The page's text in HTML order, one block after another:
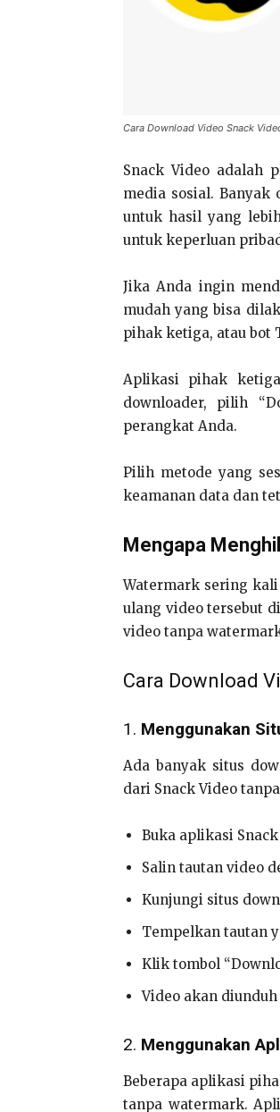
Cara Download Video Snack
Snack Video adalah
media sosial.
untuk hasil yang
untuk keperluan
Jika Anda ingin
mudah yang bisa
pihak ketiga, atau bot
Aplikasi pihak
downloader, pilih
perangkat Anda.
Pilih metode yang
keamanan data dan
Mengapa
Watermark sering
ulang video tersebut
video tanpa
Cara Download
1. Menggunakan
Ada banyak situs
dari Snack Video
Buka aplikasi
Salin tautan video
Kunjungi situs
Tempelkan tautan
Klik tombol
Video akan
2. Menggunakan
Beberapa aplikasi
tanpa watermark.